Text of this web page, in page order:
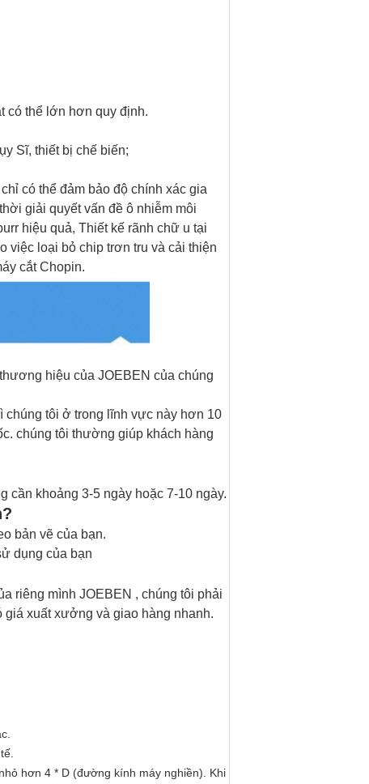
có thể lớn hơn quy định.
Sĩ, thiết bị chế biến;
có thể đảm bảo độ chính xác gia
giải quyết vấn đề ô nhiễm môi
hiệu quả, Thiết kế rãnh chữ u tại
việc loại bỏ chip trơn tru và cải thiện
cắt Chopin.
hiệu của JOEBEN của chúng
chúng tôi ở trong lĩnh vực này hơn 10
chúng tôi thường giúp khách hàng
cần khoảng 3-5 ngày hoặc 7-10 ngày.
bản vẽ của bạn.
dụng của bạn
riêng mình JOEBEN , chúng tôi phải
giá xuất xưởng và giao hàng nhanh.
hơn 4 * D (đường kính máy nghiền).
Khi